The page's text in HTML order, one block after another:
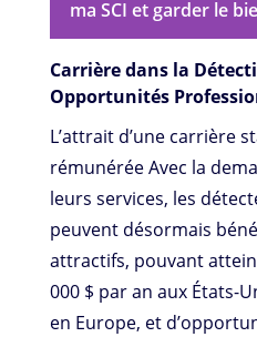
ma SCI et garder le
Carrière dans la
Opportunités
L’attrait d’une carrière
rémunérée Avec la
leurs services, les
peuvent désormais
attractifs, pouvant
000 $ par an aux États-
en Europe, et